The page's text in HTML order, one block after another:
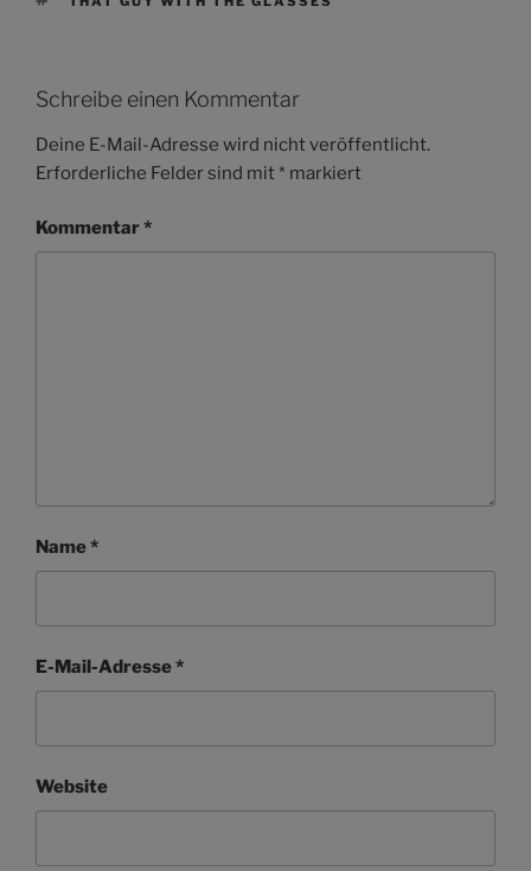
Schreibe einen Kommentar
Deine E-Mail-Adresse wird nicht veröffentlicht.
Erforderliche Felder sind mit* markiert
Kommentar*
Name*
E-Mail-Adresse*
Website